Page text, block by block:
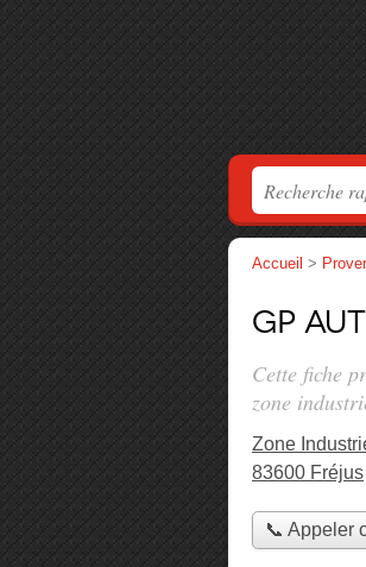
Accueil >
Gp
Cette fiche
zone
Zone
83600 Fréjus
📞 Appeler